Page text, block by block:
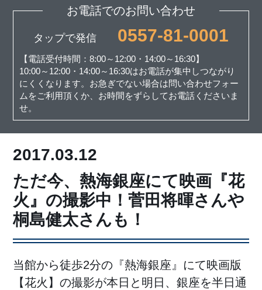
お電話でのお問い合わせ
タップで発信 0557-81-0001
【電話受付時間：8:00～12:00・14:00～16:30】
10:00～12:00・14:00～16:30はお電話が集中しつながり
にくくなります。お急ぎでない場合は問い合わせフォー
ムをご利用頂くか、お時間をずらしてお電話くださいま
せ。
2017.03.12
ただ今、熱海銀座にて映画『花
火』の撮影中！菅田将暉さんや
桐島健太さんも！
当館から徒歩2分の『熱海銀座』にて映画版
【花火】の撮影が本日と明日、銀座を半日通